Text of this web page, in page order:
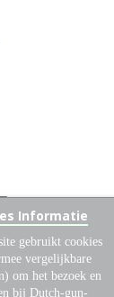
Informatie
gebruikt cookies
vergelijkbare
om het bezoek en
bij Dutch-gun-